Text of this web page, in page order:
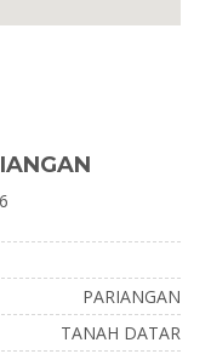
PARIANGAN
TANAH DATAR